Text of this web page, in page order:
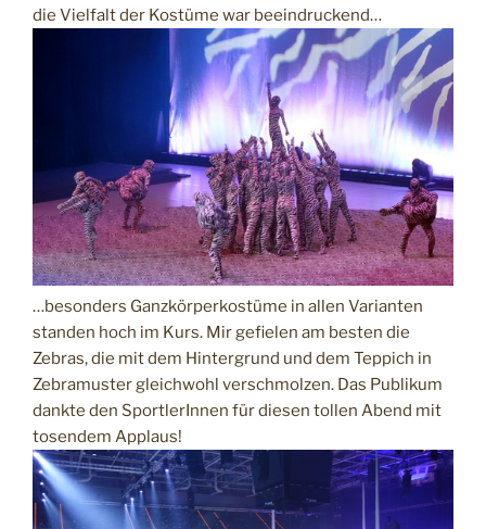
die Vielfalt der Kostüme war beeindruckend…
…besonders Ganzkörperkostüme in allen Varianten
standen hoch im Kurs. Mir gefielen am besten die
Zebras, die mit dem Hintergrund und dem Teppich in
Zebramuster gleichwohl verschmolzen. Das Publikum
dankte den SportlerInnen für diesen tollen Abend mit
tosendem Applaus!